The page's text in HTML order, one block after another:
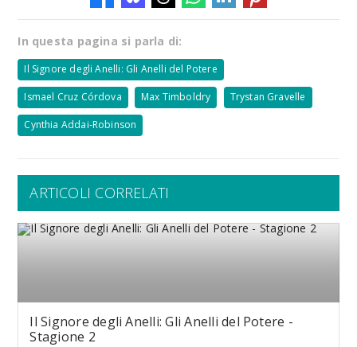
In questa pagina si parla di:
Il Signore degli Anelli: Gli Anelli del Potere
Ismael Cruz Córdova Max Timboldry Trystan Gravelle
Cynthia Addai-Robinson
ARTICOLI CORRELATI
Il Signore degli Anelli: Gli Anelli del Potere -
Stagione 2